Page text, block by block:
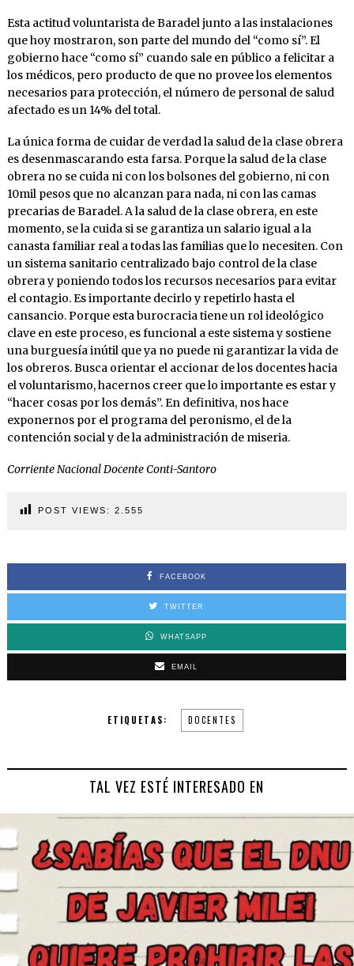
Esta actitud voluntarista de Baradel junto a las instalaciones
que hoy mostraron, son parte del mundo del “como sí”. El
gobierno hace “como sí” cuando sale en público a felicitar a
los médicos, pero producto de que no provee los elementos
necesarios para protección, el número de personal de salud
afectado es un 14% del total.
La única forma de cuidar de verdad la salud de la clase obrera
es desenmascarando esta farsa. Porque la salud de la clase
obrera no se cuida ni con los bolsones del gobierno, ni con
10mil pesos que no alcanzan para nada, ni con las camas
precarias de Baradel. A la salud de la clase obrera, en este
momento, se la cuida si se garantiza un salario igual a la
canasta familiar real a todas las familias que lo necesiten. Con
un sistema sanitario centralizado bajo control de la clase
obrera y poniendo todos los recursos necesarios para evitar
el contagio. Es importante decirlo y repetirlo hasta el
cansancio. Porque esta burocracia tiene un rol ideológico
clave en este proceso, es funcional a este sistema y sostiene
una burguesía inútil que ya no puede ni garantizar la vida de
los obreros. Busca orientar el accionar de los docentes hacia
el voluntarismo, hacernos creer que lo importante es estar y
“hacer cosas por los demás”. En definitiva, nos hace
exponernos por el programa del peronismo, el de la
contención social y de la administración de miseria.
Corriente Nacional Docente Conti-Santoro
POST VIEWS: 2.555
FACEBOOK
TWITTER
WHATSAPP
EMAIL
ETIQUETAS: DOCENTES
TAL VEZ ESTÉ INTERESADO EN